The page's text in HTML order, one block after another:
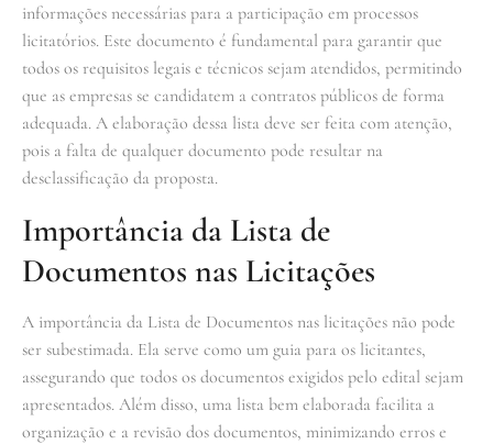
informações necessárias para a participação em processos
licitatórios. Este documento é fundamental para garantir que
todos os requisitos legais e técnicos sejam atendidos, permitindo
que as empresas se candidatem a contratos públicos de forma
adequada. A elaboração dessa lista deve ser feita com atenção,
pois a falta de qualquer documento pode resultar na
desclassificação da proposta.
Importância da Lista de
Documentos nas Licitações
A importância da Lista de Documentos nas licitações não pode
ser subestimada. Ela serve como um guia para os licitantes,
assegurando que todos os documentos exigidos pelo edital sejam
apresentados. Além disso, uma lista bem elaborada facilita a
organização e a revisão dos documentos, minimizando erros e